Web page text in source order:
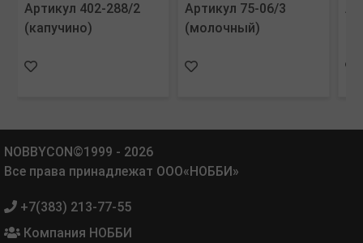
Артикул 402-288/2
(капучино)
Артикул 75-06/3
(молочный)
NOBBYCON©1999 - 2026
Все права принадлежат ООО«НОББИ»
+7(383) 213-77-55
Компания НОББИ